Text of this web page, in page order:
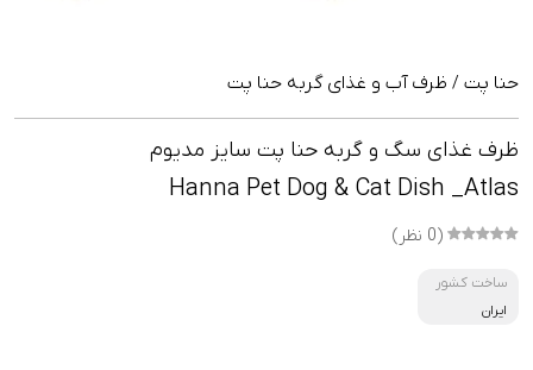
حنا پت / ظرف آب و غذای گربه حنا پت
ظرف غذای سگ و گربه حنا پت سایز مدیوم
Hanna Pet Dog & Cat Dish _Atlas
(0 نظر)
ساخت کشور
ایران